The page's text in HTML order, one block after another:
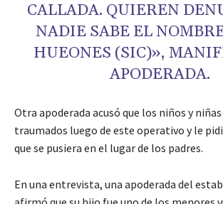
CALLADA. QUIEREN
NADIE SABE EL
HUEONES (SIC)»,
APODERADA.
Otra apoderada acusó que los niños y
traumados luego de este operativo y le
que se pusiera en el lugar de los padres.
En una entrevista, una apoderada del